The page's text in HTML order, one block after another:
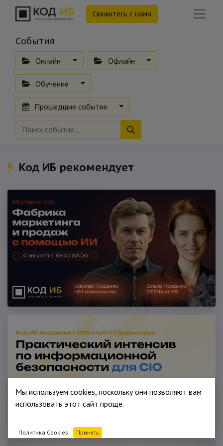
Свяжитесь с нами
События
Онлайн Офлайн
Обучение
Прошедшие события
Код ИБ рекомендует
Мы используем cookies, поскольку они позволяют вам
использовать этот сайт проще.
Политика Cookies Принять